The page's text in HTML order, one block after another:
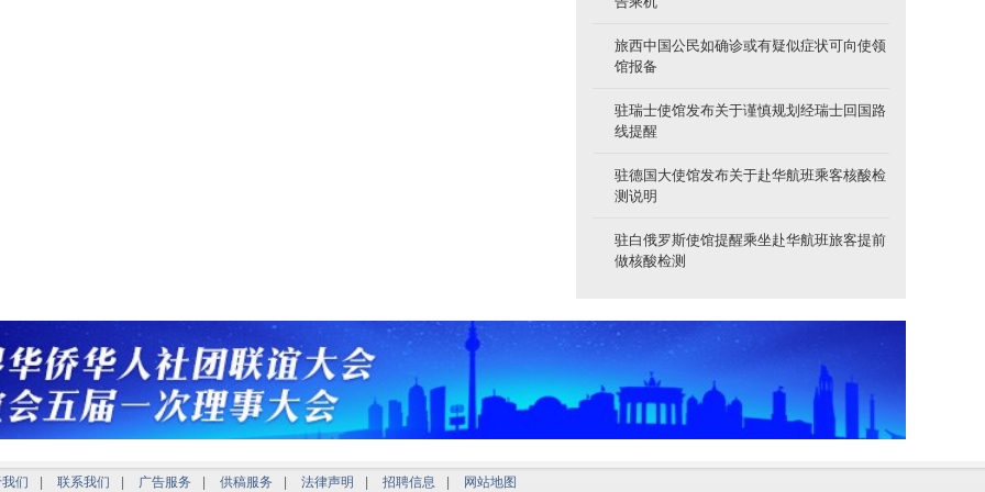
旅西中国公民如确诊或有疑似症状可向使领
馆报备
驻瑞士使馆发布关于谨慎规划经瑞士回国路
线提醒
驻德国大使馆发布关于赴华航班乘客核酸检
测说明
驻白俄罗斯使馆提醒乘坐赴华航班旅客提前
做核酸检测
们 联系我们 广告服务 供稿服务 法律声明 招聘信息 网站地图